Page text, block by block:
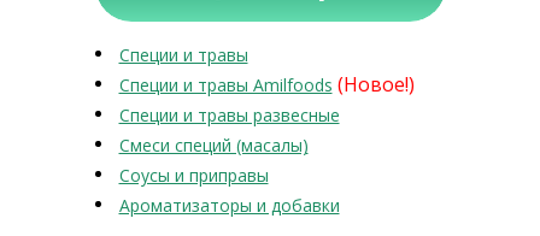
Специи и травы
Специи и травы Amilfoods (Новое!)
Специи и травы развесные
Смеси специй (масалы)
Соусы и приправы
Ароматизаторы и добавки